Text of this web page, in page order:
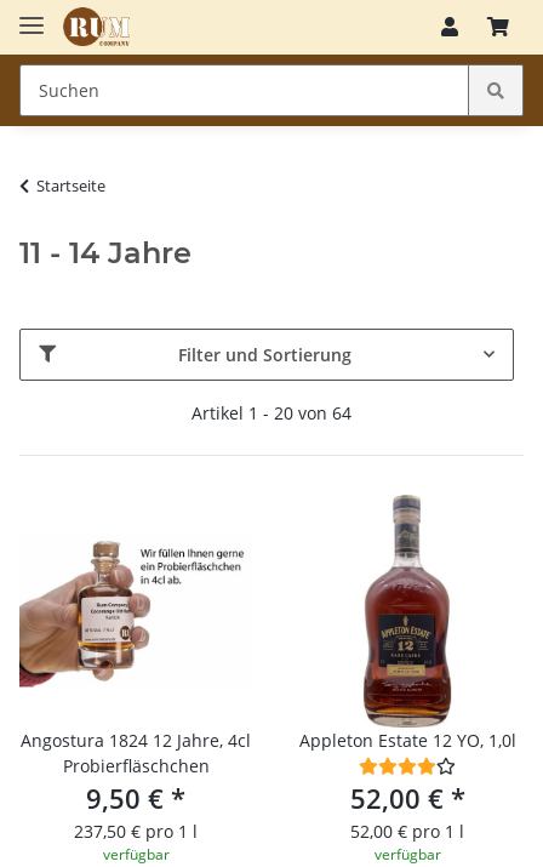
Startseite
11 - 14 Jahre
Filter und Sortierung
Artikel 1 - 20 von 64
Angostura 1824 12 Jahre, 4cl
Probierfläschchen
9,50 € *
237,50 € pro 1 l
verfügbar
Appleton Estate 12 YO, 1,0l
52,00 € *
52,00 € pro 1 l
verfügbar